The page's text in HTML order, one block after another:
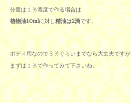
分量は１％濃度で作る場合は
植物油10mlに対し精油は2滴です。
ボディ用なので３％ぐらいまでなら大丈夫ですが
まずは１％で作ってみて下さいね。